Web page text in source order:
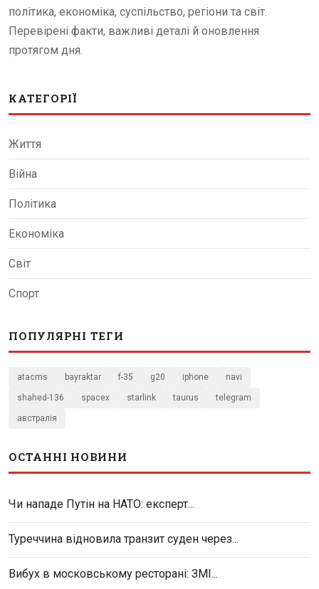
політика, економіка, суспільство, регіони та світ.
Перевірені факти, важливі деталі й оновлення
протягом дня.
КАТЕГОРІЇ
Життя
Війна
Політика
Економіка
Світ
Спорт
ПОПУЛЯРНІ ТЕГИ
atacms bayraktar f-35 g20 iphone navi
shahed-136 spacex starlink taurus telegram
австралія
ОСТАННІ НОВИНИ
Чи нападе Путін на НАТО: експерт...
Туреччина відновила транзит суден через...
Вибух в московському ресторані: ЗМІ...